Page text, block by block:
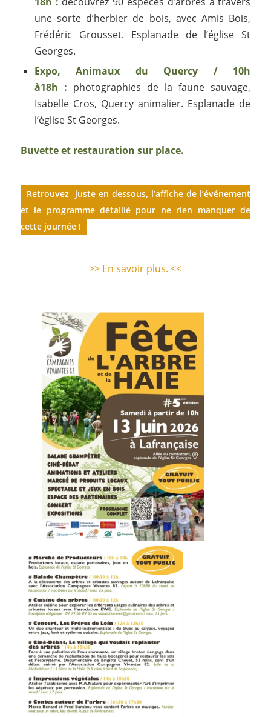
une sorte d’herbier de bois, avec Amis Bois,
Frédéric Grousset. Esplanade de l’église St
Georges.
Expo, Animaux du Quercy / 10h
à18h : photographies de la faune sauvage,
Isabelle Cros, Quercy animalier. Esplanade de
l’église St Georges.
Buvette et restauration sur place.
Retrouvez juste en dessous, l’affiche de l’événement
et le programme détaillé pour ne rien manquer de
cette journée !
>> En savoir plus. <<